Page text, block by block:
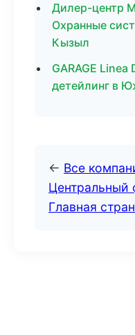
Дилер-центр
Охранные
Кызыл
GARAGE
детейлинг в
← Все
Центральный
Главная